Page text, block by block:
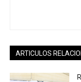
ARTICULOS